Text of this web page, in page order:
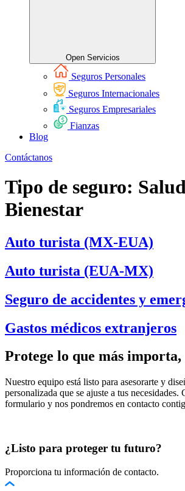
Open Servicios
Seguros Personales
Seguros Internacionales
Seguros Empresariales
Fianzas
Blog
Contáctanos
Tipo de seguro:
Bienestar
Auto turista (MX-EUA)
Auto turista (EUA-MX)
Seguro de accidentes y
Gastos médicos extranjeros
Protege lo que más importa,
Nuestro equipo está listo para asesorarte y
personalizada que se ajuste a tus necesidades.
formulario y nos pondremos en contacto
¿Listo para proteger tu futuro?
Proporciona tu información de contacto.